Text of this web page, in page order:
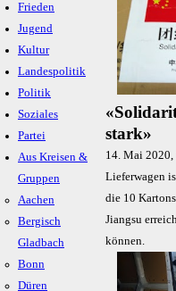
Frieden
Jugend
Kultur
Landespolitik
Politik
Soziales
Partei
Aus Kreisen &
Gruppen
Aachen
Bergisch
Gladbach
Bonn
Düren
stark»
14. Mai
Lieferwagen
die 10
Jiangsu
können.